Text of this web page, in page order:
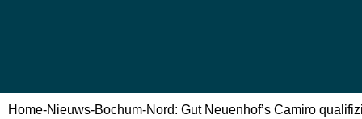
Home-Nieuws-Bochum-Nord: Gut Neuenhof’s Camiro